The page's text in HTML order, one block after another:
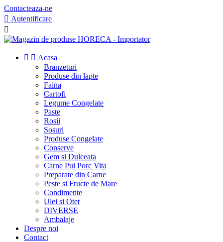
Contacteaza-ne
 Autentificare

  Acasa
Branzeturi
Produse din lapte
Faina
Cartofi
Legume Congelate
Paste
Rosii
Sosuri
Produse Congelate
Conserve
Gem si Dulceata
Carne Pui Porc Vita
Preparate din Carne
Peste si Fructe de Mare
Condimente
Ulei si Otet
DIVERSE
Ambalaje
Despre noi
Contact